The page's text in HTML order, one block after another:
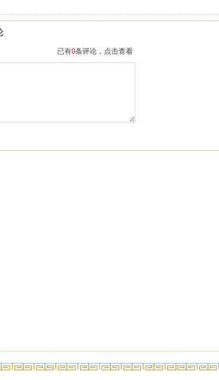
已有0条评论，点击查看